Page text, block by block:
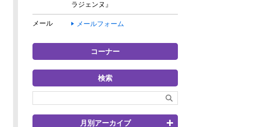
ラジェンヌ』
メール メールフォーム
コーナー
検索
月別アーカイブ